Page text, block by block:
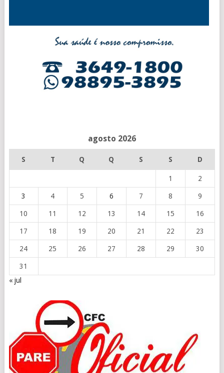
agosto 2026
S T Q Q S S D
1 2
3 4 5 6 7 8 9
10 11 12 13 14 15 16
17 18 19 20 21 22 23
24 25 26 27 28 29 30
31
« jul